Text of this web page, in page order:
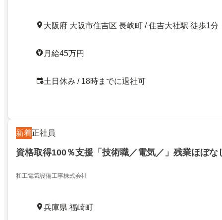
大阪府 大阪市住吉区 長峡町 / 住吉大社駅 徒歩1分
月給45万円
土日休み / 18時までに退社可
新着正社員
資格取得100％支援「技術職／電気／」残業ほぼな
和工電気設備工事株式会社
兵庫県 福崎町